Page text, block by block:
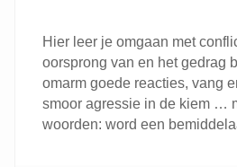
Hier leer je omgaan met
oorsprong van en het gedrag
omarm goede reacties, vang
smoor agressie in de kiem …
woorden: word een